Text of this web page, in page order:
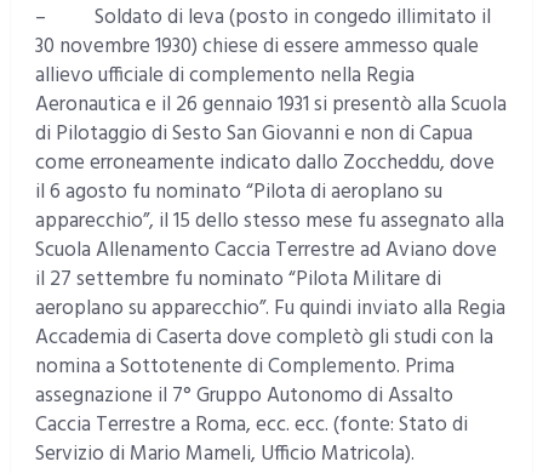
– Soldato di leva (posto in congedo illimitato il
30 novembre 1930) chiese di essere ammesso quale
allievo ufficiale di complemento nella Regia
Aeronautica e il 26 gennaio 1931 si presentò alla Scuola
di Pilotaggio di Sesto San Giovanni e non di Capua
come erroneamente indicato dallo Zoccheddu, dove
il 6 agosto fu nominato “Pilota di aeroplano su
apparecchio”, il 15 dello stesso mese fu assegnato alla
Scuola Allenamento Caccia Terrestre ad Aviano dove
il 27 settembre fu nominato “Pilota Militare di
aeroplano su apparecchio”. Fu quindi inviato alla Regia
Accademia di Caserta dove completò gli studi con la
nomina a Sottotenente di Complemento. Prima
assegnazione il 7° Gruppo Autonomo di Assalto
Caccia Terrestre a Roma, ecc. ecc. (fonte: Stato di
Servizio di Mario Mameli, Ufficio Matricola).